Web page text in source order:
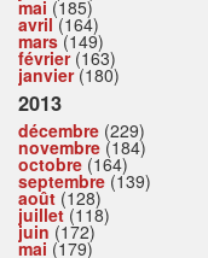
mai (185)
avril(164)
mars(149)
février(163)
janvier(180)
2013
décembre (229)
novembre (184)
octobre (164)
septembre (139)
août (128)
juillet(118)
juin (172)
mai (179)